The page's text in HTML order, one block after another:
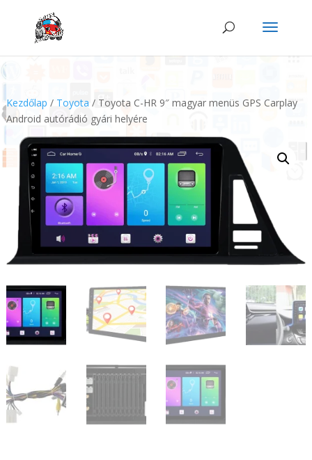
Kezdőlap / Toyota / Toyota C-HR 9″ magyar menüs GPS Carplay
Android autórádió gyári helyére